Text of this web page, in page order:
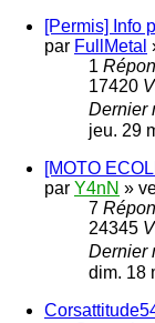
[Permis] Info
par FullMetal
1
17420
Dernier
jeu. 29
[MOTO
par Y4nN »
7
24345
Dernier
dim. 18